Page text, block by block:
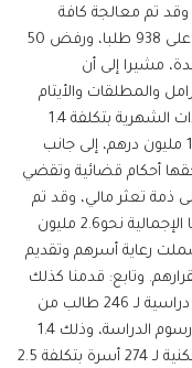
وقد تم معالجة كافة
الطلبات وأصدرت لجنة المساعدات موافقتها على 938 طلبا، ورفض 50
مشيرا إلى أن
875 حالة من الأرامل والمطلقات والأيتام
ومعدومي الدخل وكبار السن ضمن المساعدات الشهرية بتكلفة 1.4
مليون درهم، وعلاج 131 حالة مرضية بتكلفة 1.8 مليون درهم، إلى جانب
201 حالة صدرت بحقها أحكام قضائية وتقضي
ذمة تعثر مالي، وقد تم
التكفل بتسديد مديونياتهم التي بلغت قيمتها الإجمالية نحو2.6 مليون
رعاية أسرهم وتقديم
وتابع: قدمنا كذلك
من خلال برامج "دعم طالب العلم" مساعدات دراسية لـ 246 طالب من
الدارسين المتعثرين في الإيفاء بمستحقات ورسوم الدراسة، وذلك 1.4
مليون درهم، إلى جانب صيانة وترميم منازل سكنية لـ 274 أسرة بتكلفة 2.5